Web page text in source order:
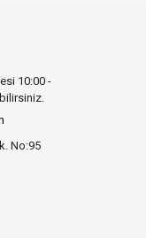
10:00 -
No:95